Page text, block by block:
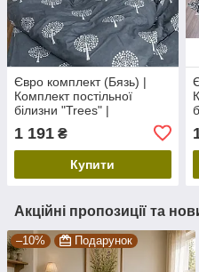
Євро комплект (Бязь) |
Комплект постільної
білизни "Trees" |
Простирадло 240х220 см
1 191 ₴
Купити
Акційні пропозиції та
–10% Подарунок